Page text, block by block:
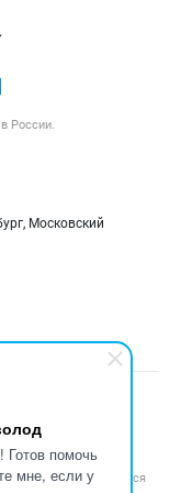
Готов помочь
мне, если у
в России.
Московский
данных
защищены.
сайте, допускается